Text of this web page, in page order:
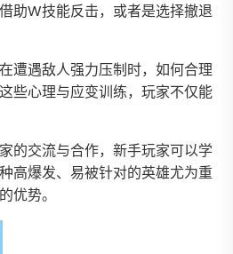
助W技能反击，或者是选择撤退
遭遇敌人强力压制时，如何合理
些心理与应变训练，玩家不仅能
的交流与合作，新手玩家可以学
高爆发、易被针对的英雄尤为重
优势。